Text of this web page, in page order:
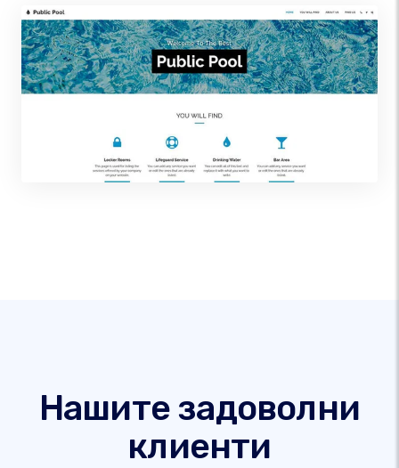
Нашите задоволни
клиенти